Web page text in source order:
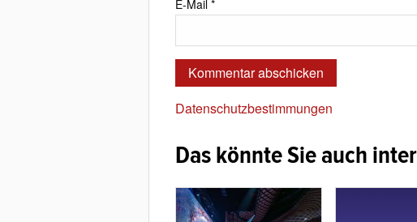
E-Mail *
Datenschutzbestimmungen
Das könnte Sie auch